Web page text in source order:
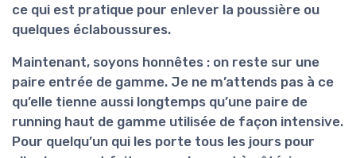
ce qui est pratique pour enlever la poussière ou
quelques éclaboussures.
Maintenant, soyons honnêtes : on reste sur une
paire entrée de gamme. Je ne m’attends pas à ce
qu’elle tienne aussi longtemps qu’une paire de
running haut de gamme utilisée de façon intensive.
Pour quelqu’un qui les porte tous les jours pour